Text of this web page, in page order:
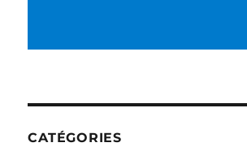
CATÉGORIES